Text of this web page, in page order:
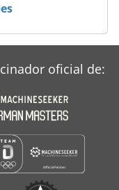
oficial de: